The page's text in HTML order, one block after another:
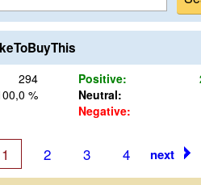
294
%
Positive:
Neutral:
Negative:
1 2 3 4 next